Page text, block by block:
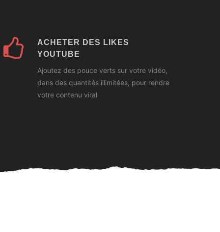
ACHETER DES LIKES
YOUTUBE
Ajoutez des pouce verts sur votre vidéo,
dans des quantités illimitées, pour rendre
votre contenu viral